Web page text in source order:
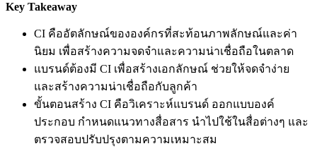
Key Takeaway
CI คืออัตลักษณ์ขององค์กรที่สะท้อนภาพลักษณ์และค่า
นิยม เพื่อสร้างความจดจำและความน่าเชื่อถือในตลาด
แบรนด์ต้องมี CI เพื่อสร้างเอกลักษณ์ ช่วยให้จดจำง่าย
และสร้างความน่าเชื่อถือกับลูกค้า
ขั้นตอนสร้าง CI คือวิเคราะห์แบรนด์ ออกแบบองค์
ประกอบ กำหนดแนวทางสื่อสาร นำไปใช้ในสื่อต่างๆ และ
ตรวจสอบปรับปรุงตามความเหมาะสม